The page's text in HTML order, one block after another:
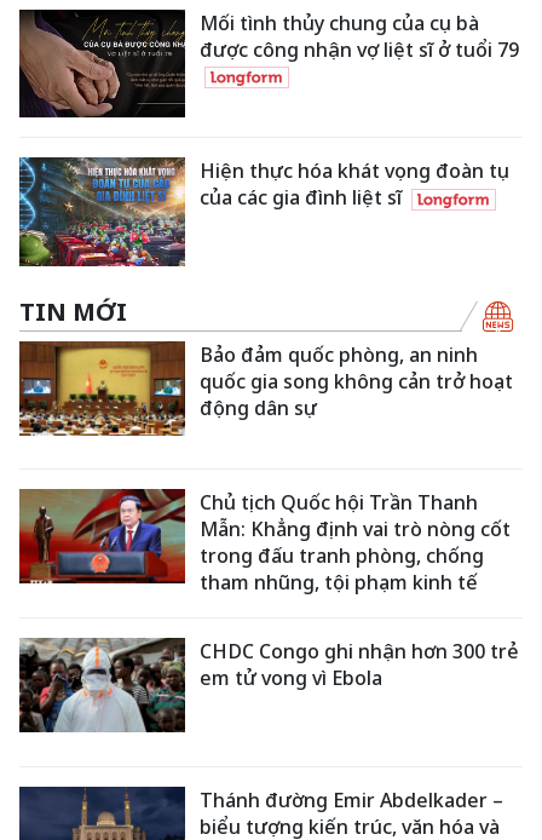
Mối tình thủy chung của cụ bà
được công nhận vợ liệt sĩ ở tuổi 79
Hiện thực hóa khát vọng đoàn tụ
của các gia đình liệt sĩ
TIN MỚI
Bảo đảm quốc phòng, an ninh
quốc gia song không cản trở hoạt
động dân sự
Chủ tịch Quốc hội Trần Thanh
Mẫn: Khẳng định vai trò nòng cốt
trong đấu tranh phòng, chống
tham nhũng, tội phạm kinh tế
CHDC Congo ghi nhận hơn 300 trẻ
em tử vong vì Ebola
Thánh đường Emir Abdelkader –
biểu tượng kiến trúc, văn hóa và